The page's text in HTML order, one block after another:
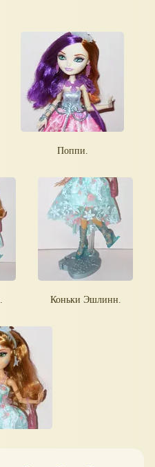
Поппи.
Коньки Эшлинн.